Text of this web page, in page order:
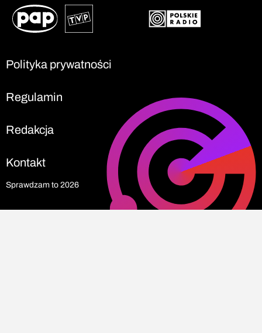
Sprawdzam to 2026
Polityka prywatności
Regulamin
Redakcja
Kontakt